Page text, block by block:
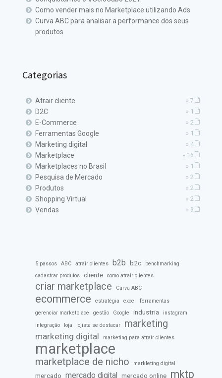
Como vender mais no Marketplace utilizando Ads
Curva ABC para analisar a performance dos seus
produtos
Categorias
Atrair cliente » 7
D2C » 1
E-Commerce » 2
Ferramentas Google » 1
Marketing digital » 4
Marketplace » 16
Marketplaces no Brasil » 1
Pesquisa de Mercado » 2
Produtos » 2
Shopping Virtual » 2
Vendas » 9
5 passos ABC atrair clientes b2b b2c
benchmarking
cadastrar produtos
cliente como atrair clientes
criar marketplace Curva ABC
ecommerce estratégia excel
ferramentas
gerenciar marketplace
gestão Google industria
instagram
integração
loja lojista se destacar marketing
marketing digital marketing para atrair clientes
marketplace
marketplace de nicho markleting digital
mercado mercado digital mercado online mktp